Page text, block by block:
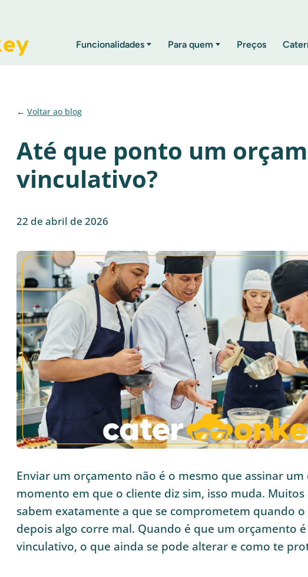
Funcionalidades Para quem Preços
Voltar ao blog
Até que ponto um
vinculativo?
22 de abril de 2026
Enviar um orçamento não é o mesmo que assinar
momento em que o cliente diz sim, isso muda. Muitos
sabem exatamente a que se comprometem quando o
depois algo corre mal. Quando é que um orçamento
vinculativo, o que ainda se pode alterar e como te